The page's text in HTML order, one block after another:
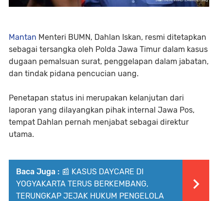
Mantan Menteri BUMN, Dahlan Iskan, resmi ditetapkan
sebagai tersangka oleh Polda Jawa Timur dalam kasus
dugaan pemalsuan surat, penggelapan dalam jabatan,
dan tindak pidana pencucian uang.
Penetapan status ini merupakan kelanjutan dari
laporan yang dilayangkan pihak internal Jawa Pos,
tempat Dahlan pernah menjabat sebagai direktur
utama.
Baca Juga : 📰 KASUS DAYCARE DI
YOGYAKARTA TERUS BERKEMBANG,
TERUNGKAP JEJAK HUKUM PENGELOLA